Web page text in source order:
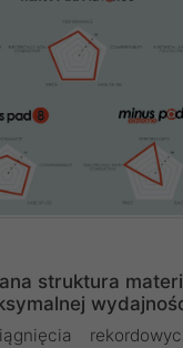
struktura